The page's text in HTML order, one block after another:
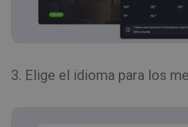
3. Elige el idioma para los